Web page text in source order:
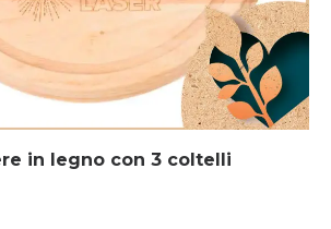
in legno con 3 coltelli